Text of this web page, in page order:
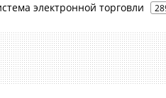
электронной торговли